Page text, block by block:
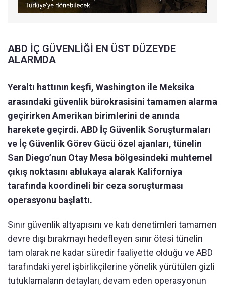
ABD İÇ GÜVENLİĞİ EN ÜST DÜZEYDE
ALARMDA
Yeraltı hattının keşfi, Washington ile Meksika
arasındaki güvenlik bürokrasisini tamamen alarma
geçirirken Amerikan birimlerini de anında
harekete geçirdi. ABD İç Güvenlik Soruşturmaları
ve İç Güvenlik Görev Gücü özel ajanları, tünelin
San Diego’nun Otay Mesa bölgesindeki muhtemel
çıkış noktasını ablukaya alarak Kaliforniya
tarafında koordineli bir ceza soruşturması
operasyonu başlattı.
Sınır güvenlik altyapısını ve katı denetimleri tamamen
devre dışı bırakmayı hedefleyen sınır ötesi tünelin
tam olarak ne kadar süredir faaliyette olduğu ve ABD
tarafındaki yerel işbirlikçilerine yönelik yürütülen gizli
tutuklamaların detayları, devam eden operasyonun